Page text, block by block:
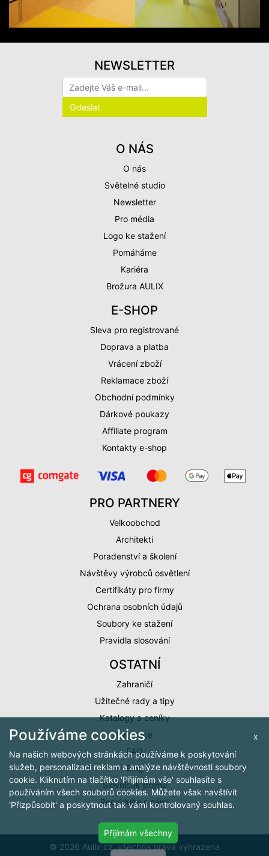
O NÁS
O nás
Světelné studio
Newsletter
Pro média
Logo ke stažení
Pomáháme
Kariéra
Brožura AULIX
E-SHOP
Sleva pro registrované
Doprava a platba
Vrácení zboží
Reklamace zboží
Obchodní podmínky
Dárkové poukazy
Affiliate program
Kontakty e-shop
PRO PARTNERY
Velkoobchod
Architekti
Poradenství a školení
Návštěvy výrobců osvětlení
Certifikáty pro firmy
Ochrana osobních údajů
Soubory ke stažení
Pravidla slosování
OSTATNÍ
Zahraničí
Užitečné rady a tipy
Katalogy a ceníky
Inspirace
FAQ
Blog
Slovníček pojmů
Recyklujte s námi
NEWSLETTER
© 2026 Aulix.cz, všechna práva vyhrazena
x
Používáme cookies
Na našich webových stránkách používáme k poskytování
služeb, personalizaci reklam a analýze návštěvnosti soubory
cookie. Kliknutím na tlačítko 'Přijímám vše' souhlasíte s
používáním všech souborů cookies. Můžete však navštívit
'Přizpůsobit' a poskytnout tak vámi kontrolovaný souhlas.
Přijímám všechny